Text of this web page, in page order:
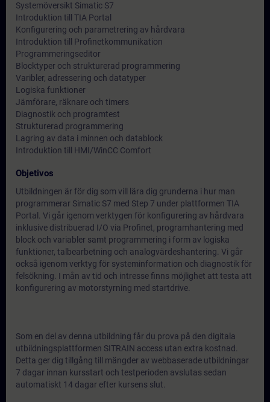
Systemöversikt Simatic S7
Introduktion till TIA Portal
Konfigurering och parametrering av hårdvara
Introduktion till Profinetkommunikation
Programmeringseditor
Blocktyper och strukturerad programmering
Varibler, adressering och datatyper
Logiska funktioner
Jämförare, räknare och timers
Diagnostik och programtest
Strukturerad programmering
Lagring av data i minnen och datablock
Introduktion till HMI/WinCC Comfort
Objetivos
Utbildningen är för dig som vill lära dig grunderna i hur man
programmerar Simatic S7 med Step 7 under plattformen TIA
Portal. Vi går igenom verktygen för konfigurering av hårdvara
inklusive distribuerad I/O via Profinet, programhantering med
block och variabler samt programmering i form av logiska
funktioner, talbearbetning och analogvärdeshantering. Vi går
också igenom verktyg för systeminformation och diagnostik för
felsökning. I mån av tid och intresse finns möjlighet att testa att
konfigurering av motorstyrning med startdrive.
Som en del av denna utbildning får du prova på den digitala
utbildningsplattformen SITRAIN access utan extra kostnad.
Detta ger dig tillgång till mängder av webbaserade utbildningar
7 dagar innan kursstart och testperioden avslutas sedan
automatiskt 14 dagar efter kursens slut.